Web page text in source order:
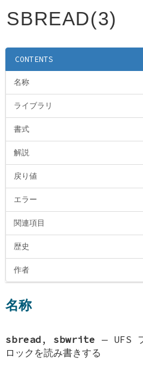
SBREAD(3)
CONTENTS
名称
ライブラリ
書式
解説
戻り値
エラー
関連項目
歴史
作者
名称
sbread , sbwrite — UFS
ロックを読み書きする